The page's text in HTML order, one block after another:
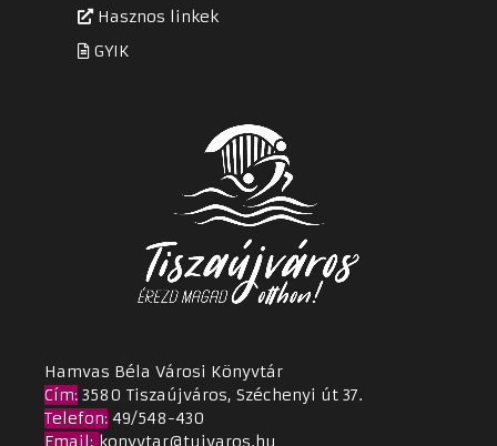
Hasznos linkek
GYIK
Hamvas Béla Városi Könyvtár
Cím: 3580 Tiszaújváros, Széchenyi út 37.
Telefon: 49/548-430
Email: konyvtar@tujvaros.hu